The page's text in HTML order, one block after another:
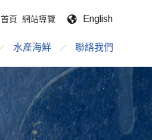
首頁 網站導覽 English
水產海鮮 聯絡我們